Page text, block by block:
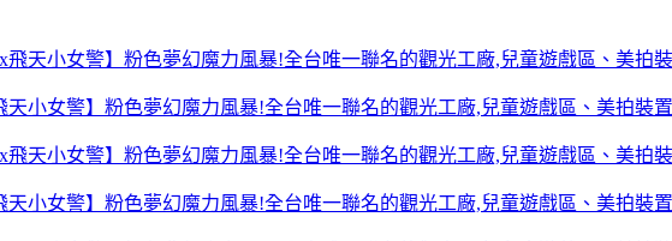
小女警】粉色夢幻魔力風暴!全台唯一聯名的觀光工廠,兒童遊戲區、美拍裝置
小女警】粉色夢幻魔力風暴!全台唯一聯名的觀光工廠,兒童遊戲區、美拍裝置